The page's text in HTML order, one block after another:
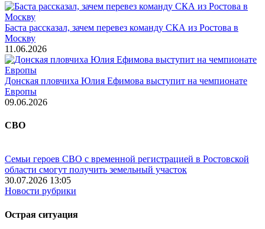
Баста рассказал, зачем перевез команду СКА из Ростова в
Москву
11.06.2026
Донская пловчиха Юлия Ефимова выступит на чемпионате
Европы
09.06.2026
СВО
Семьи героев СВО с временной регистрацией в Ростовской
области смогут получить земельный участок
30.07.2026 13:05
Новости рубрики
Острая ситуация